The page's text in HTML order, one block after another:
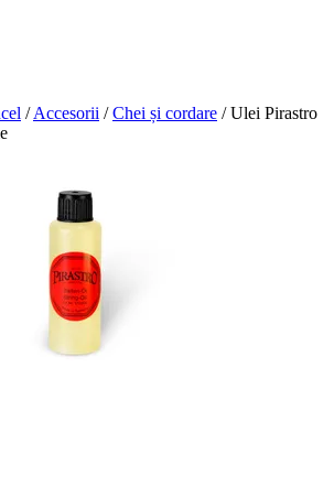
/Accesorii /Chei și cordare /Ulei Pirastro